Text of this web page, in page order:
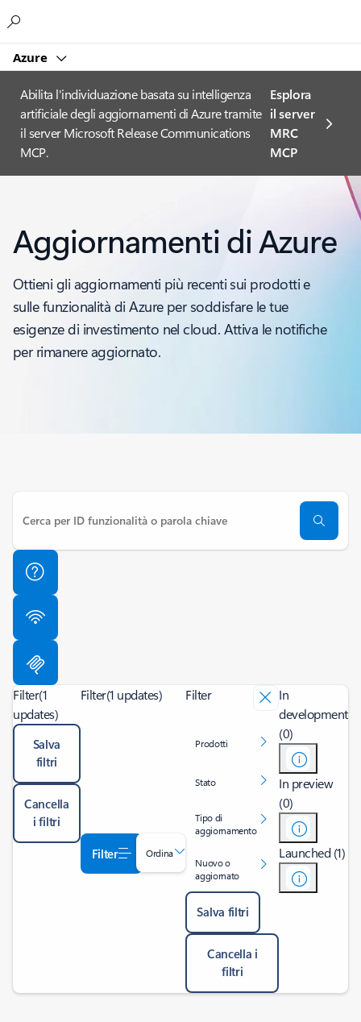
Azure
Abilita l'individuazione basata su intelligenza
artificiale degli aggiornamenti di Azure tramite
il server Microsoft Release Communications
MCP.
Esplora
il server
MRC
MCP
Aggiornamenti di Azure
Ottieni gli aggiornamenti più recenti sui prodotti e
sulle funzionalità di Azure per soddisfare le tue
esigenze di investimento nel cloud. Attiva le notifiche
per rimanere aggiornato.
Filter(1
updates)
Salva
filtri
Cancella
i filtri
Filter(1 updates)
Filter Ordina
Filter
Prodotti
Stato
Tipo di
aggiornamento
Nuovo o
aggiornato
Salva filtri
Cancella i
filtri
In
development
(0)
In preview
(0)
Launched (1)